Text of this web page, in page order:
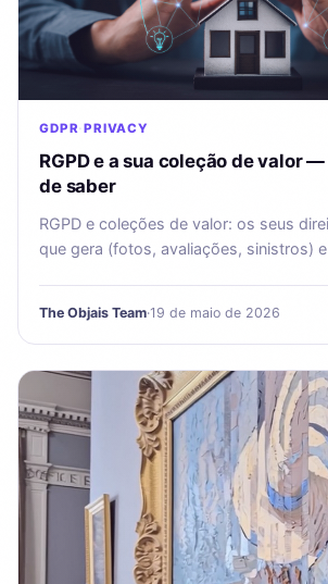
GDPR PRIVACY
RGPD e a sua coleção de valor
de saber
RGPD e coleções de valor: os seus
que gera (fotos, avaliações, sinistros)
The Objais Team·19 de maio de 2026